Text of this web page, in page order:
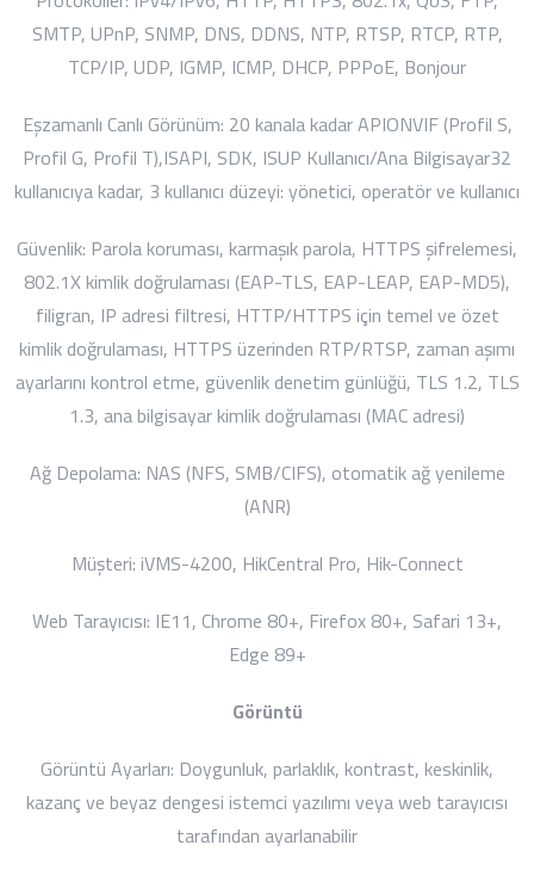
SMTP, UPnP, SNMP, DNS, DDNS, NTP, RTSP, RTCP, RTP,
TCP/IP, UDP, IGMP, ICMP, DHCP, PPPoE, Bonjour
Eşzamanlı Canlı Görünüm: 20 kanala kadarAPIONVIF (Profil S,
Profil G, Profil T),ISAPI, SDK, ISUP Kullanıcı/Ana Bilgisayar32
kullanıcıya kadar, 3 kullanıcı düzeyi: yönetici, operatör ve kullanıcı
Güvenlik: Parola koruması, karmaşık parola, HTTPS şifrelemesi,
802.1X kimlik doğrulaması (EAP-TLS, EAP-LEAP, EAP-MD5),
filigran, IP adresi filtresi, HTTP/HTTPS için temel ve özet
kimlik doğrulaması, HTTPS üzerinden RTP/RTSP, zaman aşımı
ayarlarını kontrol etme, güvenlik denetim günlüğü, TLS 1.2, TLS
1.3, ana bilgisayar kimlik doğrulaması (MAC adresi)
Ağ Depolama: NAS (NFS, SMB/CIFS), otomatik ağ yenileme
(ANR)
Müşteri: iVMS-4200, HikCentral Pro, Hik-Connect
Web Tarayıcısı: IE11, Chrome 80+, Firefox 80+, Safari 13+,
Edge 89+
Görüntü
Görüntü Ayarları: Doygunluk, parlaklık, kontrast, keskinlik,
kazanç ve beyaz dengesi istemci yazılımı veya web tarayıcısı
tarafından ayarlanabilir